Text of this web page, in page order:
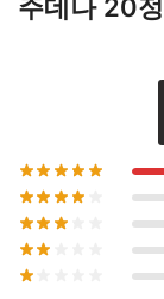
주데나 20정